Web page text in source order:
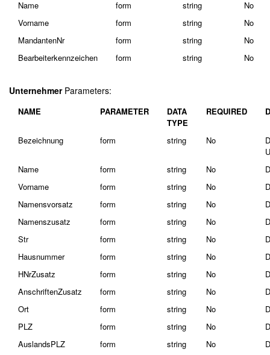
Name
form string
No
Vorname
form string
No
MandantenNr
form string
No
Bearbeiterkennzeichen
form string No
UnternehmerParameters:
NAME PARAMETER
DATA
TYPE
REQUIRED
Bezeichnung form string No
Name
form string No
Vorname
form string No
Namensvorsatz
form string No
Namenszusatz
form string No
Str
form string No
Hausnummer
form string No
HNrZusatz
form string No
AnschriftenZusatz
form string No
Ort
form string No
PLZ
form string No
AuslandsPLZ
form string No